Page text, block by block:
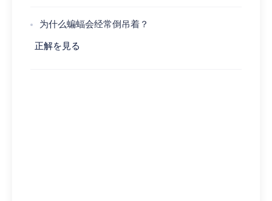
为什么蝙蝠会经常倒吊着？
正解を見る